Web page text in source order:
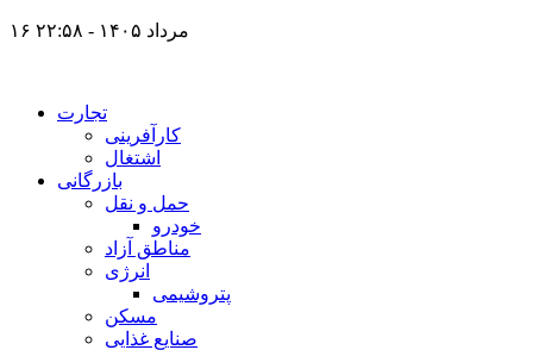
۱۶ مرداد ۱۴۰۵ - ۲۲:۵۸
تجارت
کارآفرینی
اشتغال
بازرگانی
حمل و نقل
خودرو
مناطق آزاد
انرژی
پتروشیمی
مسکن
صنایع غذایی